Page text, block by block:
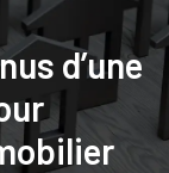
d’une